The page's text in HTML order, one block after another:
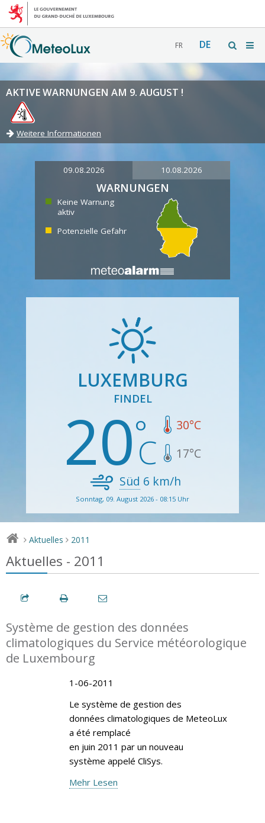
FR DE
AKTIVE WARNUNGEN AM 9. AUGUST !
Weitere Informationen
09.08.2026 10.08.2026
WARNUNGEN
Keine Warnung
aktiv
Potenzielle Gefahr
LUXEMBURG
FINDEL
20 30°C
17°C
Süd 6 km/h
Sonntag, 09. August 2026 - 08:15 Uhr
> Aktuelles > 2011
Aktuelles - 2011
Système de gestion des données
climatologiques du Service météorologique
de Luxembourg
1-06-2011
Le système de gestion des
données climatologiques de MeteoLux
a été remplacé
en juin 2011 par un nouveau
système appelé CliSys.
Mehr Lesen